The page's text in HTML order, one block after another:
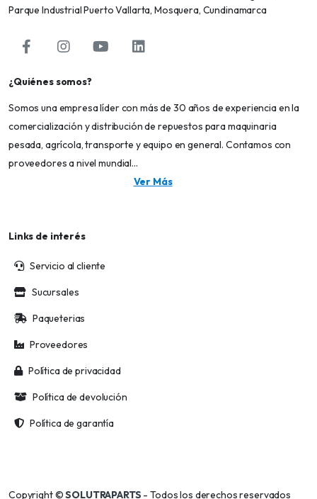
Parque Industrial Puerto Vallarta, Mosquera, Cundinamarca
¿Quiénes somos?
Somos una empresa líder con más de 30 años de experiencia en la
comercialización y distribución de repuestos para maquinaria
pesada, agrícola, transporte y equipo en general. Contamos con
proveedores a nivel mundial...
Ver Más
Links de interés
Servicio al cliente
Sucursales
Paqueterias
Proveedores
Política de privacidad
Política de devolución
Política de garantía
Copyright ©SOLUTRAPARTS - Todos los derechos reservados